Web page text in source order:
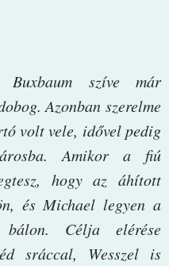
szíve már
Azonban szerelme
volt vele, idővel pedig
Amikor a fiú
hogy az áhított
és Michael legyen a
Célja elérése
sráccal, Wesszel is